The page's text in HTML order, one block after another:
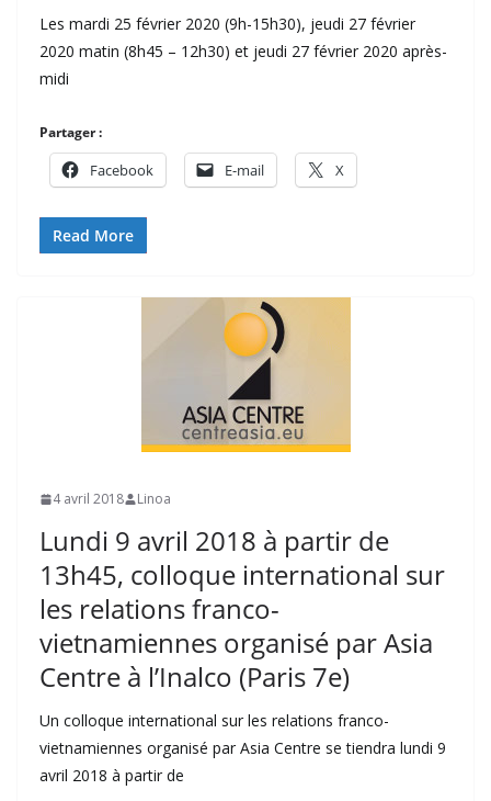
Les mardi 25 février 2020 (9h-15h30), jeudi 27 février
2020 matin (8h45 – 12h30) et jeudi 27 février 2020 après-
midi
Partager :
Facebook E-mail X
Read More
4 avril 2018 Linoa
Lundi 9 avril 2018 à partir de
13h45, colloque international sur
les relations franco-
vietnamiennes organisé par Asia
Centre à l’Inalco (Paris 7e)
Un colloque international sur les relations franco-
vietnamiennes organisé par Asia Centre se tiendra lundi 9
avril 2018 à partir de